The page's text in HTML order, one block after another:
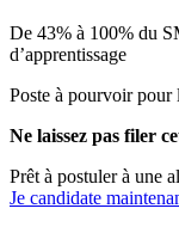
De 43% à 100% du
d’apprentissage
Poste à pourvoir pour l
Ne laissez pas filer
Prêt à postuler à une
Je candidate